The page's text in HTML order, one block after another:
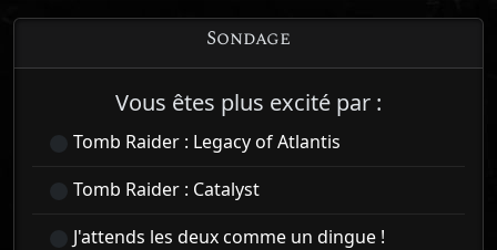
Sondage
Vous êtes plus excité par :
Tomb Raider : Legacy of Atlantis
Tomb Raider : Catalyst
J'attends les deux comme un dingue !